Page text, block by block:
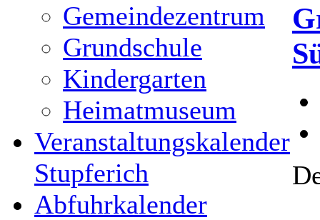
Gemeindezentrum
Grundschule
Kindergarten
Heimatmuseum
Veranstaltungskalender
Stupferich
Abfuhrkalender